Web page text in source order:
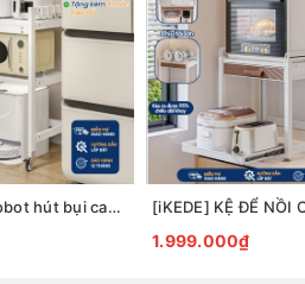
[iKede] Kệ để robot hút bụi cao tầng Kệ lò vi sóng Kệ lò nướng khung hợp kim nhôm ngăn chia nâng hạ
1.999.000₫